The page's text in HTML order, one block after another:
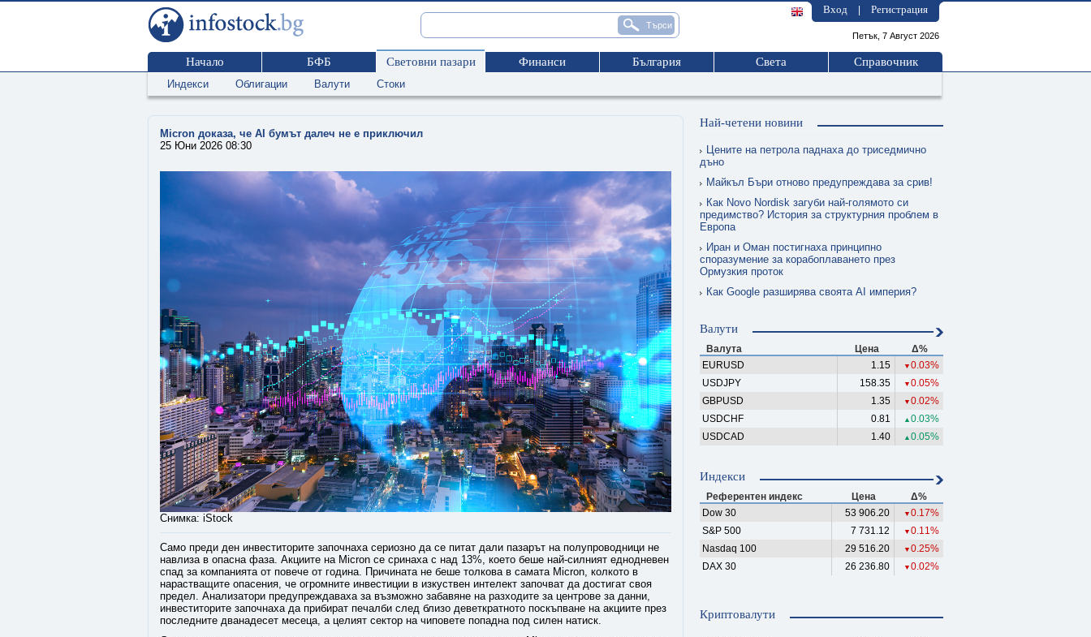
Вход Регистрация
Петък, 7 Август 2026
Начало БФБ Световни пазари Финанси България Света Справочник
Индекси Облигации Валути Стоки
Micron доказа, че AI бумът далеч не е приключил
25 Юни 2026 08:30
Снимка: iStock
Само преди ден инвеститорите започнаха сериозно да се питат дали пазарът на полупроводници не
навлиза в опасна фаза. Акциите на Micron се сринаха с над 13%, което беше най-силният еднодневен
спад за компанията от повече от година. Причината не беше толкова в самата Micron, колкото в
нарастващите опасения, че огромните инвестиции в изкуствен интелект започват да достигат своя
предел. Анализатори предупреждаваха за възможно забавяне на разходите за центрове за данни,
инвеститорите започнаха да прибират печалби след близо деветкратното поскъпване на акциите през
последните дванадесет месеца, а целият сектор на чиповете попадна под силен натиск.
Най-четени новини
Цените на петрола паднаха до триседмично
дъно
Майкъл Бъри отново предупреждава за срив!
Как Novo Nordisk загуби най-голямото си
предимство? История за структурния проблем в
Европа
Иран и Оман постигнаха принципно
споразумение за корабоплаването през
Ормузкия проток
Как Google разширява своята AI империя?
Валути
Валута Цена
Δ%
EURUSD
1.15 ▼ 0.03%
USDJPY
158.35 ▼ 0.05%
GBPUSD
1.35 ▼ 0.02%
USDCHF
0.81 ▲ 0.03%
USDCAD
1.40 ▲ 0.05%
Индекси
Референтен индекс Цена
Δ%
Dow 30
53 906.20 ▼ 0.17%
S&P 500
7 731.12 ▼ 0.11%
Nasdaq 100
29 516.20 ▼ 0.25%
DAX 30
26 236.80 ▼ 0.02%
Криптовалути